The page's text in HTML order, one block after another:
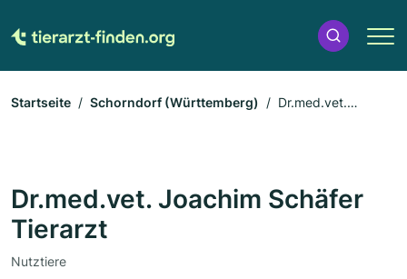
Startseite Schorndorf (Württemberg)
Dr.med.vet.
Dr.med.vet. Joachim Schäfer
Tierarzt
Nutztiere